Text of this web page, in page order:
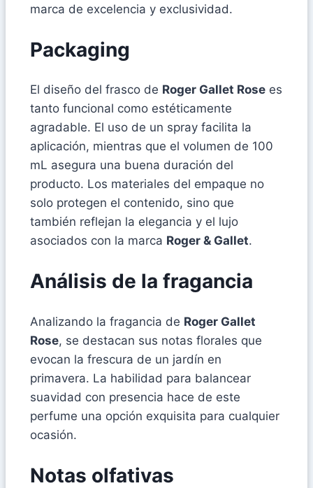
marca de excelencia y exclusividad.
Packaging
El diseño del frasco de Roger Gallet Rose es
tanto funcional como estéticamente
agradable. El uso de un spray facilita la
aplicación, mientras que el volumen de 100
mL asegura una buena duración del
producto. Los materiales del empaque no
solo protegen el contenido, sino que
también reflejan la elegancia y el lujo
asociados con la marca Roger & Gallet.
Análisis de la fragancia
Analizando la fragancia de Roger Gallet
Rose, se destacan sus notas florales que
evocan la frescura de un jardín en
primavera. La habilidad para balancear
suavidad con presencia hace de este
perfume una opción exquisita para cualquier
ocasión.
Notas olfativas